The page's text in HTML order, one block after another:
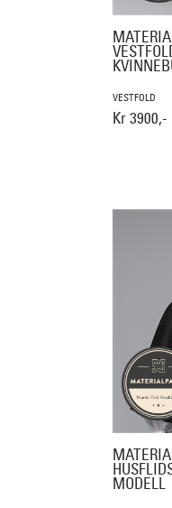
VESTFOLD
Kr 3900,-
MODELL